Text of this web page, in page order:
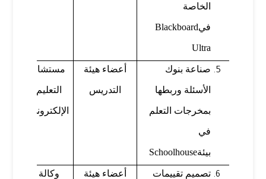
الخاصة
فيBlackboard
Ultra
صناعة بنوك
الأسئلة وربطها
بمخرجات التعلم
في
بيئةSchoolhouse
أعضاء هيئة
التدريس
مستشار
التعليم
الإلكتروني
تصميم تقييمات أعضاء هيئة وكالة